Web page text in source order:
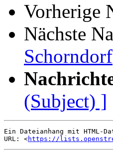
Vorherige
Nächste
Schorndorf
(Subject) ]
Ein Dateianhang mit HTML-
URL: <https://